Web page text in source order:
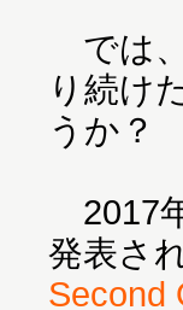
では
り続け
うか？
2017
発表さ
Second